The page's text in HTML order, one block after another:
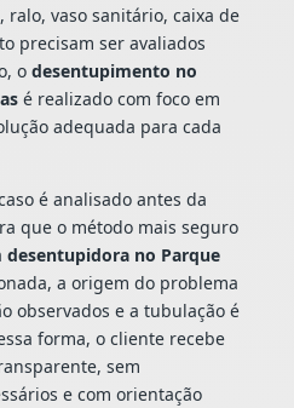
vaso sanitário, caixa de
precisam ser avaliados
o desentupimento no
é realizado com foco em
adequada para cada
é analisado antes da
que o método mais seguro
desentupidora no Parque
a origem do problema
observados e a tubulação é
forma, o cliente recebe
sem
e com orientação